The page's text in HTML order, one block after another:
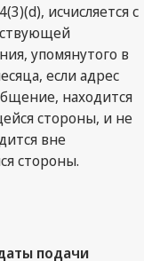
исчисляется с
упомянутого в
если адрес
находится
стороны, и не
вне
стороны.
подачи